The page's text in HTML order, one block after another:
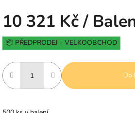
10 321 Kč/
Měrná
cena:
📦 PŘEDPRODEJ - VELKOOBCHOD
Do